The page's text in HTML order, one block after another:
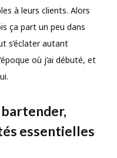
à leurs clients. Alors
ça part un peu dans
s’éclater autant
où j’ai débuté, et
essentielles